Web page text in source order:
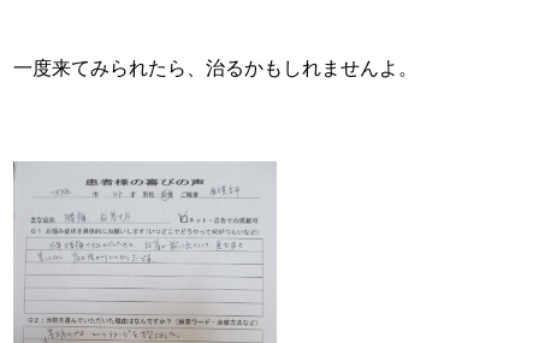
一度来てみられたら、治るかもしれませんよ。